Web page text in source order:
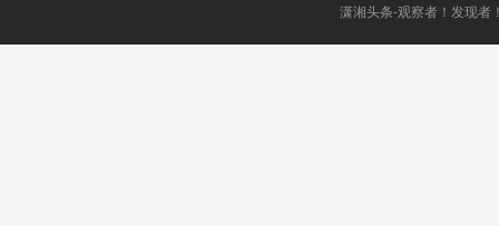
潇湘头条-观察者！发现者